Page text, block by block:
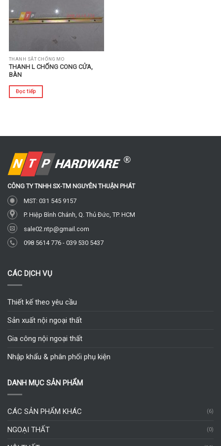
THANH SẮT CHỐNG MO
THANH L CHỐNG CONG CỬA,
BÀN
Đọc tiếp
CÔNG TY TNHH SX-TM NGUYÊN THUẬN PHÁT
MST: 031 545 9157
P. Hiệp Bình Chánh, Q. Thủ Đức, TP. HCM
sale02.ntp@gmail.com
098 5614 776- 039 530 5437
CÁC DỊCH VỤ
Thiết kế theo yêu cầu
Sản xuất nội ngoại thất
Gia công nội ngoại thất
Nhập khẩu & phân phối phụ kiện
DANH MỤC SẢN PHẨM
CÁC SẢN PHẨM KHÁC (6)
NGOẠI THẤT (0)